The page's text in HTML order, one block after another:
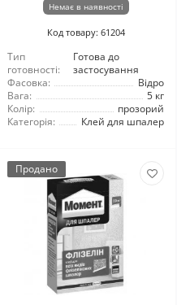
Немає в наявності
Код товару: 61204
Тип
готовності:
Готова до
застосування
Фасовка:
Відро
Вага:
5 кг
Колір:
прозорий
Категорія:
Клей для шпалер
Продано